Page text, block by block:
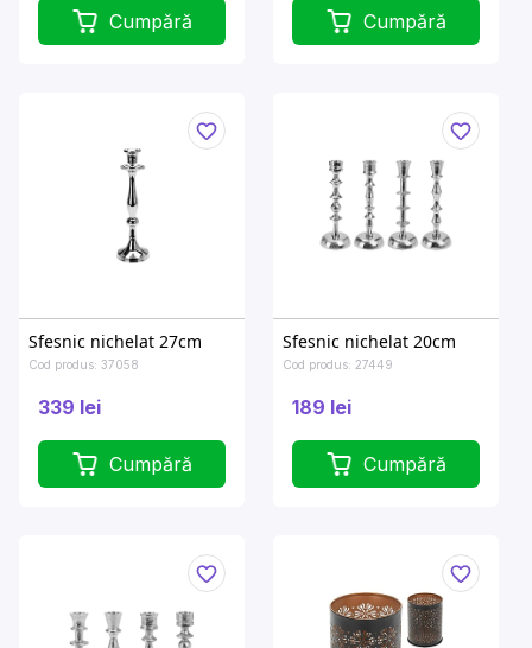
Cumpără Cumpără
Sfesnic nichelat 27cm
Cod produs: 37058
339 lei
Cumpără
Sfesnic nichelat 20cm
Cod produs: 27449
189 lei
Cumpără